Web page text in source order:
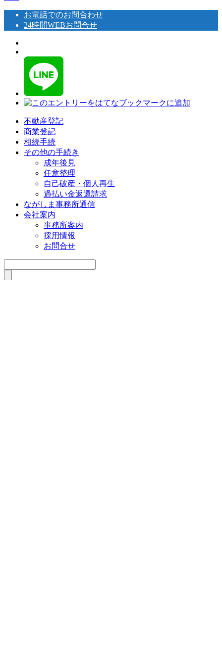
お電話でのお問合わせ
24時間WEBお問合せ
不動産登記
商業登記
相続手続
その他の手続き
成年後見
任意整理
自己破産・個人再生
過払い金返還請求
ながしま事務所通信
会社案内
事務所案内
採用情報
お問合せ